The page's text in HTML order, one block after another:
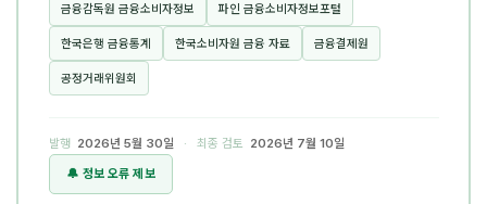
금융감독원 금융소비자정보 파인 금융소비자정보포털
한국은행 금융통계 한국소비자원 금융 자료 금융결제원
공정거래위원회
발행 2026년 5월 30일 · 최종 검토 2026년 7월 10일
🔔 정보 오류 제보